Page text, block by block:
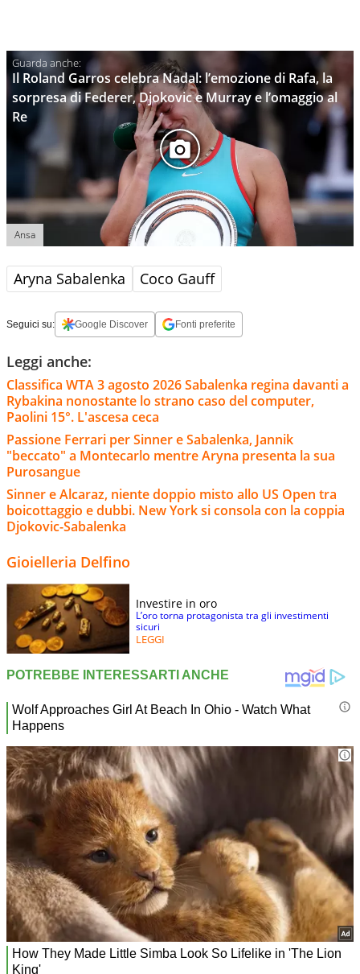
Il Roland Garros celebra Nadal: l’emozione di Rafa, la
sorpresa di Federer, Djokovic e Murray e l’omaggio al
Re
Ansa
Aryna Sabalenka Coco Gauff
Seguici su: Google Discover Fonti preferite
Leggi anche:
Classifica WTA 3 agosto 2026 Sabalenka regina davanti a
Rybakina nonostante lo strano caso del computer,
Paolini 15°. L'ascesa ceca
Passione Ferrari per Sinner e Sabalenka, Jannik
"beccato" a Montecarlo mentre Aryna presenta la sua
Purosangue
Sinner e Alcaraz, niente doppio misto allo US Open tra
boicottaggio e dubbi. New York si consola con la coppia
Djokovic-Sabalenka
Gioielleria Delfino
Investire in oro
L’oro torna protagonista tra gli investimenti
sicuri
LEGGI